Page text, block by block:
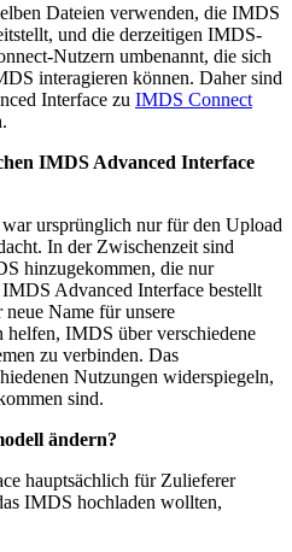
Dateien verwenden, die IMDS
und die derzeitigen IMDS-
Nutzern umbenannt, die sich
interagieren können. Daher sind
Interface zu IMDS Connect
IMDS Advanced Interface
ursprünglich nur für den Upload
In der Zwischenzeit sind
hinzugekommen, die nur
Advanced Interface bestellt
Name für unsere
helfen, IMDS über verschiedene
zu verbinden. Das
Nutzungen widerspiegeln,
sind.
ändern?
hauptsächlich für Zulieferer
IMDS hochladen wollten,